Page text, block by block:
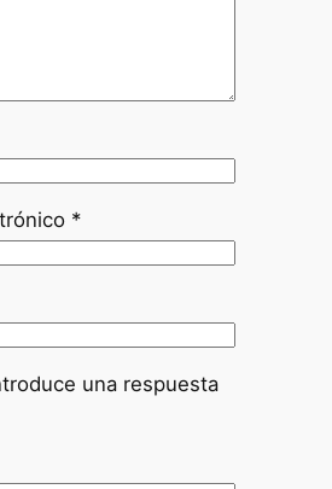
*
una respuesta